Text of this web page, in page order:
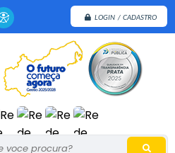
LOGIN / CADASTRO